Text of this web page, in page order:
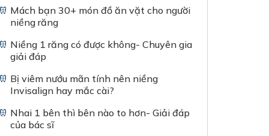
Mách bạn 30+ món đồ ăn vặt cho người
niềng răng
Niềng 1 răng có được không- Chuyên gia
giải đáp
Bị viêm nướu mãn tính nên niềng
Invisalign hay mắc cài?
Nhai 1 bên thì bên nào to hơn- Giải đáp
của bác sĩ